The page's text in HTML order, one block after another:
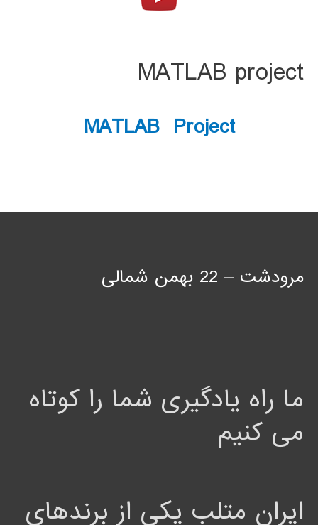
MATLAB project
MATLAB Project
مرودشت – 22 بهمن شمالی
ما راه یادگیری شما را کوتاه
می کنیم
ایران متلب یکی از برندهای